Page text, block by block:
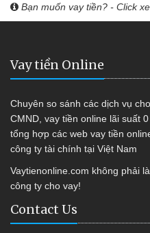
Bạn muốn vay tiền? - Click
Vay tiền Online
Chuyên so sánh các dịch vụ
CMND, vay tiền online lãi suất
tổng hợp các web vay tiền
công ty tài chính tại Việt Nam
Vaytienonline.com không phải
công ty cho vay!
Contact Us